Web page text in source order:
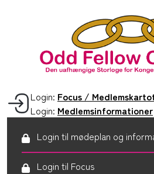
Login: Focus /
Login: Medlemsinformationer
Login til mødeplan og
Login til Focus